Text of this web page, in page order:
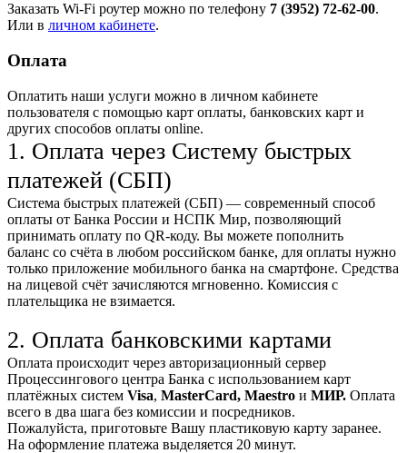
Заказать Wi-Fi роутер можно по телефону 7 (3952) 72-62-00.
Или в личном кабинете.
Оплата
Оплатить наши услуги можно в личном кабинете
пользователя с помощью карт оплаты, банковских карт и
других способов оплаты online.
1. Оплата через Систему быстрых
платежей (СБП)
Система быстрых платежей (СБП) — современный способ
оплаты от Банка России и НСПК Мир, позволяющий
принимать оплату по QR-коду. Вы можете пополнить
баланс со счёта в любом российском банке, для оплаты нужно
только приложение мобильного банка на смартфоне. Средства
на лицевой счёт зачисляются мгновенно. Комиссия с
плательщика не взимается.
2. Оплата банковскими картами
Оплата происходит через авторизационный сервер
Процессингового центра Банка с использованием карт
платёжных систем Visa, MasterCard, Maestro и МИР. Оплата
всего в два шага без комиссии и посредников.
Пожалуйста, приготовьте Вашу пластиковую карту заранее.
На оформление платежа выделяется 20 минут.